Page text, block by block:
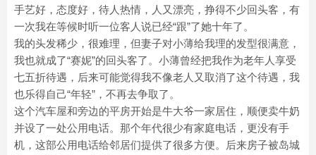
手艺好，态度好，待人热情，人又漂亮，挣得不少回头客，有
一次我在等候时听一位客人说已经“跟”了她十年了。
我的头发稀少，很难理，但妻子对小薄给我理的发型很满意，
我也就成了“赛妮”的回头客了。小薄曾经把我作为老年人享受
七五折待遇，后来可能觉得我不像老人又取消了这个待遇，我
也乐得自己“年轻”，不再去争取了。
这个汽车屋和旁边的平房开始是牛大爷一家居住，顺便卖牛奶
并设了一处公用电话。那个年代很少有家庭电话，更没有手
机，这部公用电话给邻居们提供了很多方便。后来房子被岛城